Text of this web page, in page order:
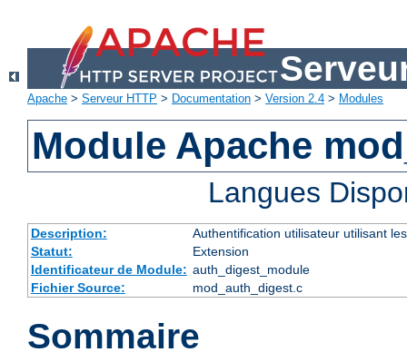
Apache > Serveur HTTP > Documentation > Version 2.4 > Modules
Module Apache
Langues
Description:
Authentification utilisateur utilisant
Statut:
Extension
Identificateur de Module: auth_digest_module
Fichier Source:
mod_auth_digest.c
Sommaire